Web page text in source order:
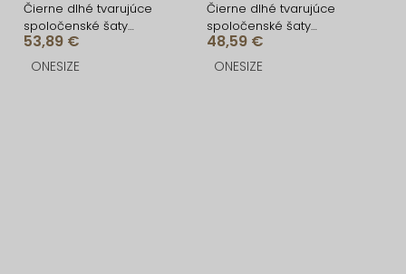
Čierne dlhé tvarujúce
spoločenské šaty
CRUNCHA na jedno
rameno
53,89 €
ONESIZE
Čierne dlhé tvarujúce
spoločenské šaty
BRANFLA s výstrihom
48,59 €
ONESIZE